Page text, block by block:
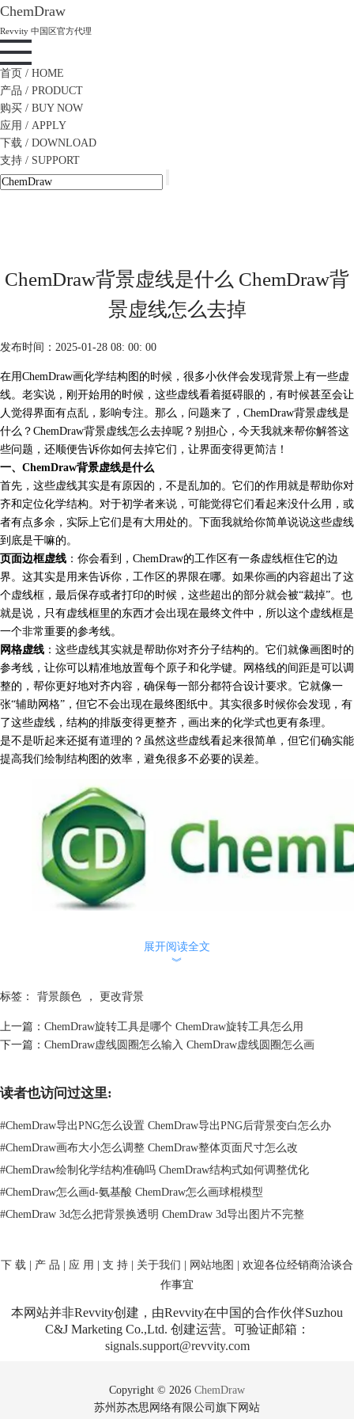
ChemDraw
Revvity 中国区官方代理
首页 / HOME
产品 / PRODUCT
购买 / BUY NOW
应用 / APPLY
下载 / DOWNLOAD
支持 / SUPPORT
ChemDraw背景虚线是什么 ChemDraw背
景虚线怎么去掉
发布时间：2025-01-28 08: 00: 00
在用ChemDraw画化学结构图的时候，很多小伙伴会发现背景上有一些虚
线。老实说，刚开始用的时候，这些虚线看着挺碍眼的，有时候甚至会让
人觉得界面有点乱，影响专注。那么，问题来了，ChemDraw背景虚线是
什么？ChemDraw背景虚线怎么去掉呢？别担心，今天我就来帮你解答这
些问题，还顺便告诉你如何去掉它们，让界面变得更简洁！
一、ChemDraw背景虚线是什么
首先，这些虚线其实是有原因的，不是乱加的。它们的作用就是帮助你对
齐和定位化学结构。对于初学者来说，可能觉得它们看起来没什么用，或
者有点多余，实际上它们是有大用处的。下面我就给你简单说说这些虚线
到底是干嘛的。
页面边框虚线 ：你会看到，ChemDraw的工作区有一条虚线框住它的边
界。这其实是用来告诉你，工作区的界限在哪。如果你画的内容超出了这
个虚线框，最后保存或者打印的时候，这些超出的部分就会被“裁掉”。也
就是说，只有虚线框里的东西才会出现在最终文件中，所以这个虚线框是
一个非常重要的参考线。
网格虚线 ：这些虚线其实就是帮助你对齐分子结构的。它们就像画图时的
参考线，让你可以精准地放置每个原子和化学键。网格线的间距是可以调
整的，帮你更好地对齐内容，确保每一部分都符合设计要求。它就像一
张“辅助网格”，但它不会出现在最终图纸中。其实很多时候你会发现，有
了这些虚线，结构的排版变得更整齐，画出来的化学式也更有条理。
是不是听起来还挺有道理的？虽然这些虚线看起来很简单，但它们确实能
提高我们绘制结构图的效率，避免很多不必要的误差。
好了，了解了虚线的作用之后，如果你觉得这些虚线有点碍眼，想要去掉
关闭网格线：如果你不想看到那些网格线，可以直接把它们关掉。操作也
非常简单：
打开ChemDraw，进入你正在编辑的文档。在上方的菜单栏里找到“视
隐藏页面边框虚线：如果你想要去掉页面边框的虚线，可以按照以下步骤
同样进入“视图”菜单。找到“页面边框”（Page Border）选项，并取消勾
选。这样，整个页面边界的虚线就会消失。
只要按照这些步骤操作，你就能轻松去掉那些干扰视觉的虚线，让你的
ChemDraw界面更加整洁。是不是很简单？
展开阅读全文
︾
标签： 背景颜色 ， 更改背景
上一篇： ChemDraw旋转工具是哪个 ChemDraw旋转工具怎么用
下一篇： ChemDraw虚线圆圈怎么输入 ChemDraw虚线圆圈怎么画
读者也访问过这里:
#ChemDraw导出PNG怎么设置 ChemDraw导出PNG后背景变白怎么办
#ChemDraw画布大小怎么调整 ChemDraw整体页面尺寸怎么改
#ChemDraw绘制化学结构准确吗 ChemDraw结构式如何调整优化
#ChemDraw怎么画d-氨基酸 ChemDraw怎么画球棍模型
#ChemDraw 3d怎么把背景换透明 ChemDraw 3d导出图片不完整
下 载 产 品 应 用 支 持 关于我们 网站地图
| 欢迎各位经销商洽谈合
作事宜
本网站并非Revvity创建，由Revvity在中国的合作伙伴Suzhou
C&J Marketing Co.,Ltd. 创建运营。可验证邮箱：
signals.support@revvity.com
Copyright © 2026 ChemDraw
苏州苏杰思网络有限公司旗下网站